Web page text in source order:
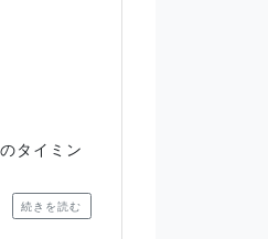
タイミン
続きを読む